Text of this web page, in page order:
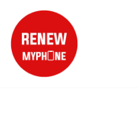
Aller
au
contenu